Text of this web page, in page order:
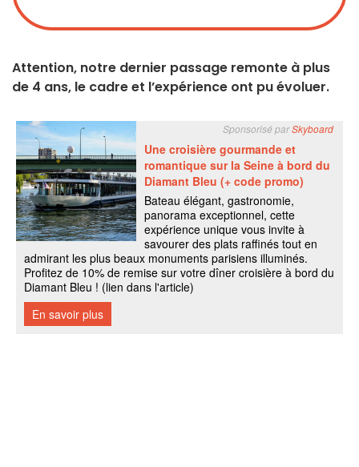
Attention, notre dernier passage remonte à plus
de 4 ans, le cadre et l’expérience ont pu évoluer.